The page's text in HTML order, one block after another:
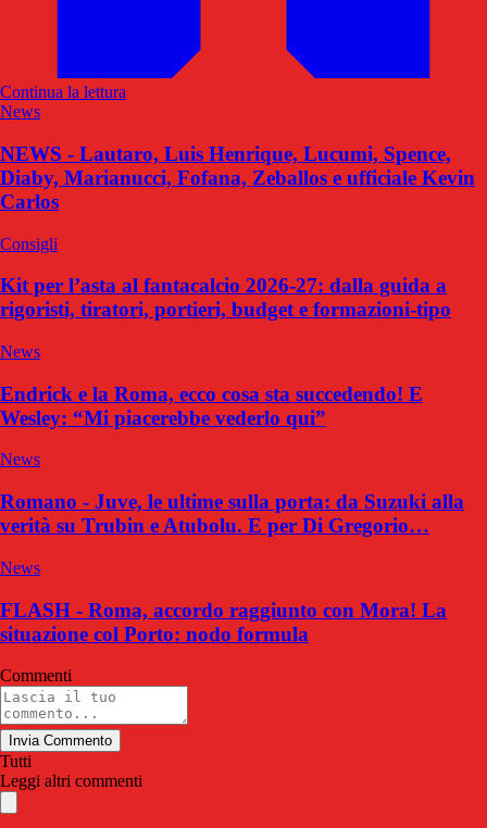
Continua la lettura
News
NEWS - Lautaro, Luis Henrique, Lucumi, Spence,
Diaby, Marianucci, Fofana, Zeballos e ufficiale Kevin
Carlos
Consigli
Kit per l’asta al fantacalcio 2026-27: dalla guida a
rigoristi, tiratori, portieri, budget e formazioni-tipo
News
Endrick e la Roma, ecco cosa sta succedendo! E
Wesley: “Mi piacerebbe vederlo qui”
News
Romano - Juve, le ultime sulla porta: da Suzuki alla
verità su Trubin e Atubolu. E per Di Gregorio…
News
FLASH - Roma, accordo raggiunto con Mora! La
situazione col Porto: nodo formula
Commenti
Invia Commento
Tutti
Leggi altri commenti